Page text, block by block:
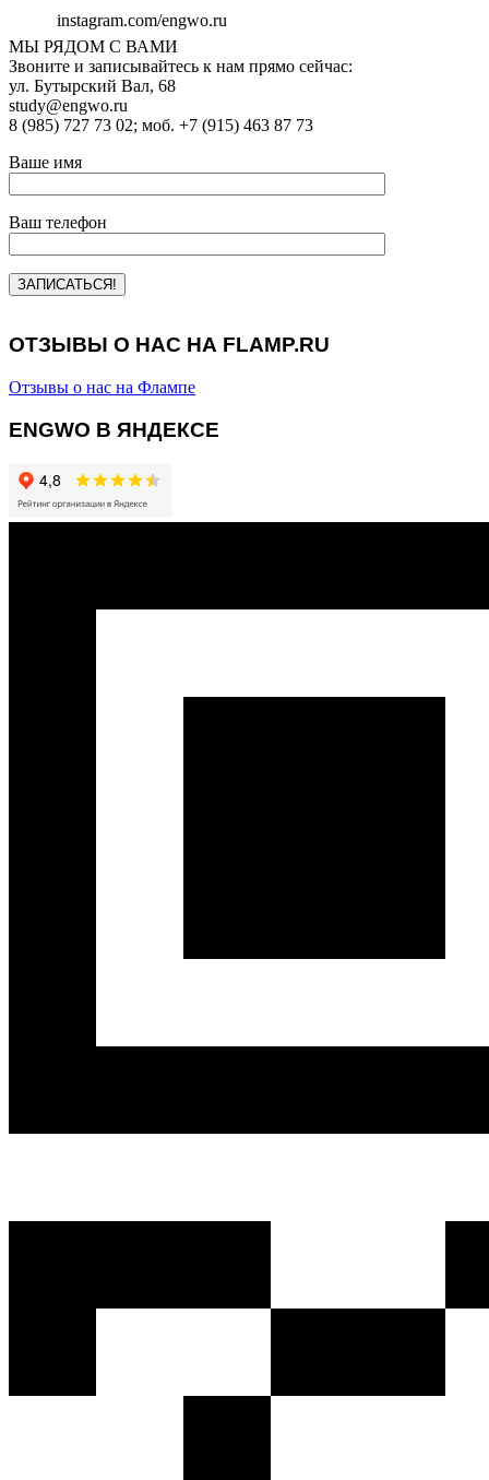
instagram.com/engwo.ru
МЫ РЯДОМ С ВАМИ
Звоните и записывайтесь к нам прямо сейчас:
ул. Бутырский Вал, 68
study@engwo.ru
8 (985) 727 73 02; моб. +7 (915) 463 87 73
Ваше имя
Ваш телефон
ОТЗЫВЫ О НАС НА FLAMP.RU
Отзывы о нас на Флампе
ENGWO В ЯНДЕКСЕ